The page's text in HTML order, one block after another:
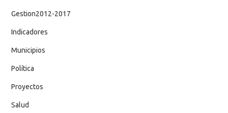
Gestion2012-2017
Indicadores
Municipios
Política
Proyectos
Salud